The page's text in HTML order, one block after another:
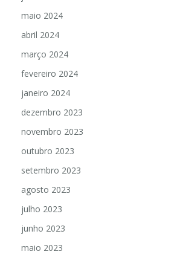
maio 2024
abril 2024
março 2024
fevereiro 2024
janeiro 2024
dezembro 2023
novembro 2023
outubro 2023
setembro 2023
agosto 2023
julho 2023
junho 2023
maio 2023